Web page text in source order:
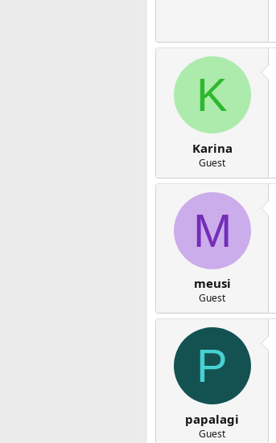
K
Karina
Guest
M
meusi
Guest
P
papalagi
Guest